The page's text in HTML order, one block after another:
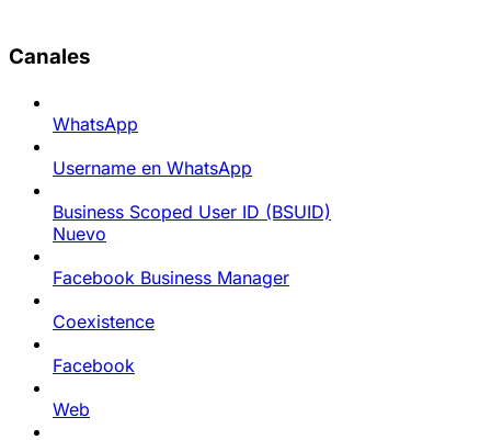
Canales
WhatsApp
Username en WhatsApp
Business Scoped User ID (BSUID)
Nuevo
Facebook Business Manager
Coexistence
Facebook
Web